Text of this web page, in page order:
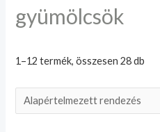
gyümölcsök
1–12 termék, összesen 28 db